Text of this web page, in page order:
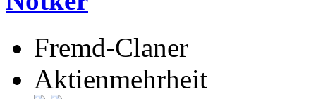
Fremd-Claner
Aktienmehrheit